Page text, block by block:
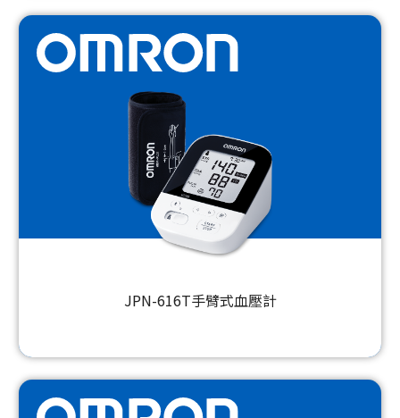
JPN-616T手臂式血壓計